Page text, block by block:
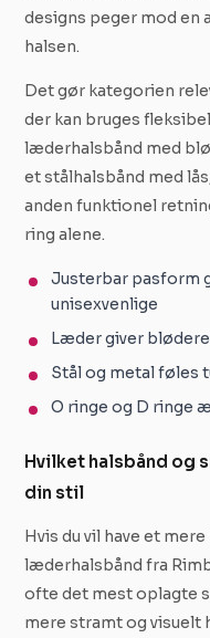
designs peger mod
halsen.
Det gør kategorien
der kan bruges
læderhalsbånd med
et stålhalsbånd med
anden funktionel
ring alene.
Justerbar pasform
unisexvenlige
Læder giver
Stål og metal føles
O ringe og D ringe
Hvilket halsbånd og
din stil
Hvis du vil have et
læderhalsbånd fra
ofte det mest oplagte
mere stramt og visuelt